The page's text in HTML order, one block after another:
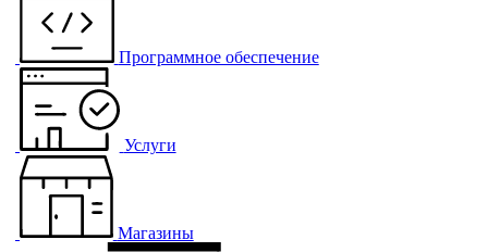
Программное обеспечение
Услуги
Магазины